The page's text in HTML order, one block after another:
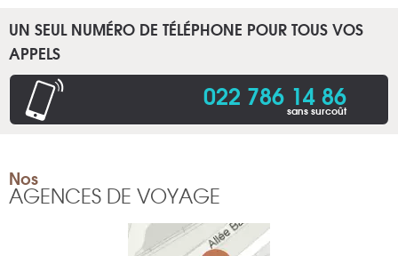
UN SEUL NUMÉRO DE TÉLÉPHONE POUR TOUS VOS
APPELS
022 786 14 86
sans surcoût
Nos
AGENCES DE VOYAGE